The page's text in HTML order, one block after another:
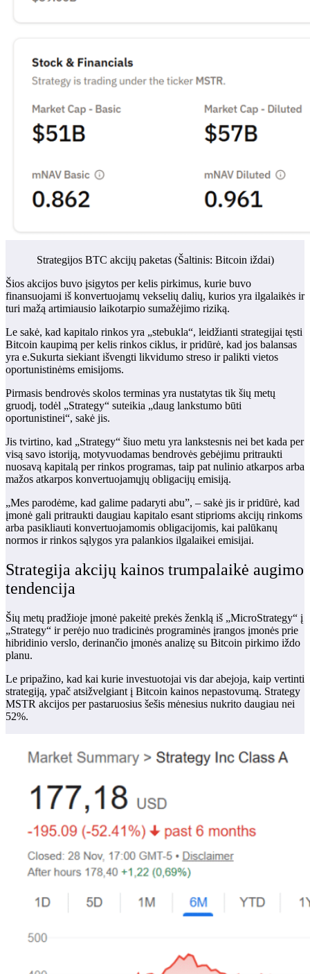
Strategijos BTC akcijų paketas (Šaltinis: Bitcoin iždai)
Šios akcijos buvo įsigytos per kelis pirkimus, kurie buvo
finansuojami iš konvertuojamų vekselių dalių, kurios yra ilgalaikės ir
turi mažą artimiausio laikotarpio sumažėjimo riziką.
Le sakė, kad kapitalo rinkos yra „stebukla“, leidžianti strategijai tęsti
Bitcoin kaupimą per kelis rinkos ciklus, ir pridūrė, kad jos balansas
yra e.Sukurta siekiant išvengti likvidumo streso ir palikti vietos
oportunistinėms emisijoms.
Pirmasis bendrovės skolos terminas yra nustatytas tik šių metų
gruodį, todėl „Strategy“ suteikia „daug lankstumo būti
oportunistinei“, sakė jis.
Jis tvirtino, kad „Strategy“ šiuo metu yra lankstesnis nei bet kada per
visą savo istoriją, motyvuodamas bendrovės gebėjimu pritraukti
nuosavą kapitalą per rinkos programas, taip pat nulinio atkarpos arba
mažos atkarpos konvertuojamųjų obligacijų emisiją.
„Mes parodėme, kad galime padaryti abu”, – sakė jis ir pridūrė, kad
įmonė gali pritraukti daugiau kapitalo esant stiprioms akcijų rinkoms
arba pasikliauti konvertuojamomis obligacijomis, kai palūkanų
normos ir rinkos sąlygos yra palankios ilgalaikei emisijai.
Strategija akcijų kainos trumpalaikė augimo
tendencija
Šių metų pradžioje įmonė pakeitė prekės ženklą iš „MicroStrategy“ į
„Strategy“ ir perėjo nuo tradicinės programinės įrangos įmonės prie
hibridinio verslo, derinančio įmonės analizę su Bitcoin pirkimo iždo
planu.
Le pripažino, kad kai kurie investuotojai vis dar abejoja, kaip vertinti
strategiją, ypač atsižvelgiant į Bitcoin kainos nepastovumą. Strategy
MSTR akcijos per pastaruosius šešis mėnesius nukrito daugiau nei
52%.